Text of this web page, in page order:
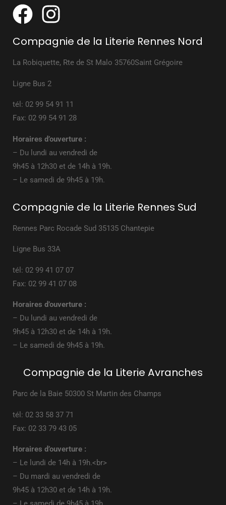
Compagnie de la Literie Rennes Nord
La Robiquette, Rte de St Malo 35760Saint Grégoire
Ligne Bus 2
tél: 02 99 54 91 11
Fax: 02 99 54 91 28
Horaires d’ouverture :
– Du lundi au vendredi de
9h45 à 12h30 et de 14h à 19h.
– Le samedi de 9h45 à 19h.
Compagnie de la Literie Rennes Sud
Rennes Parc Rocade Sud 35135 Chantepie
Ligne Bus 33A
tél: 02 99 41 07 07
Fax: 02 99 41 07 08
Horaires d’ouverture :
– Du lundi au vendredi de
9h45 à 12h30 et de 14h à 19h.
– Le samedi de 9h45 à 19h.
Compagnie de la Literie Avranches
Parc de la Baie 50300 St Martin des Champs
tél: 02 33 58 37 71
Fax: 02 33 79 43 05
Horaires d’ouverture :
– Le lundi de 14h à 19h.<br>
– Du mardi au vendredi de
9h45 à 12h30 et de 14h à 19h.